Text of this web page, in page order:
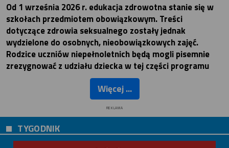
Od 1 września 2026 r. edukacja zdrowotna stanie się w
szkołach przedmiotem obowiązkowym. Treści
dotyczące zdrowia seksualnego zostały jednak
wydzielone do osobnych, nieobowiązkowych zajęć.
Rodzice uczniów niepełnoletnich będą mogli pisemnie
zrezygnować z udziału dziecka w tej części programu
Więcej ...
REKLAMA
TYGODNIK